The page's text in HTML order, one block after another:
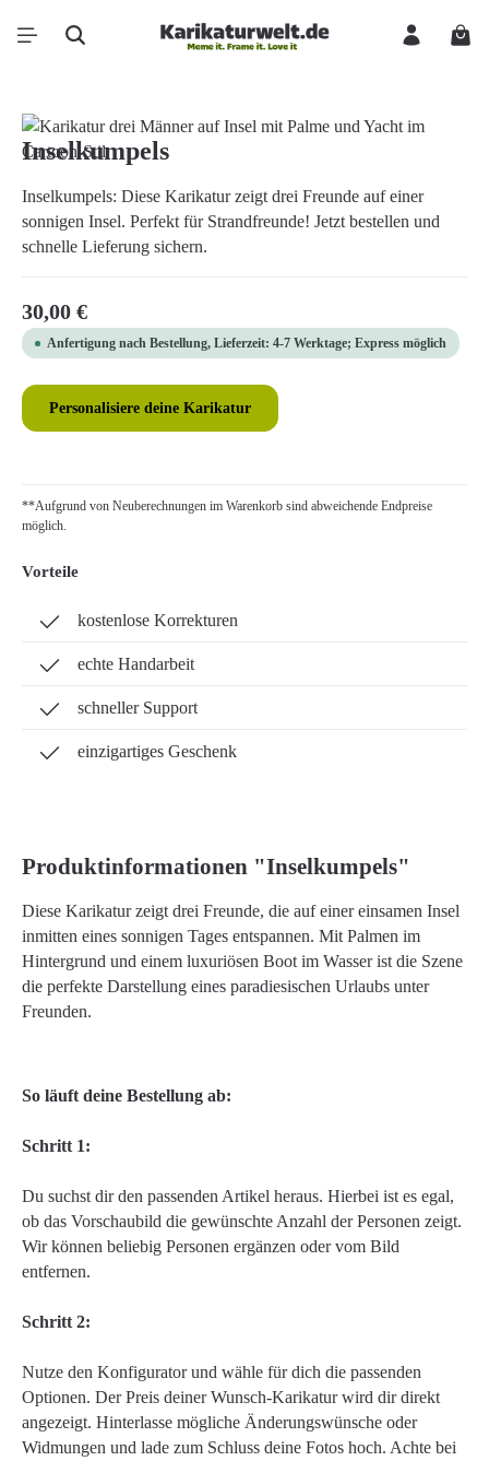
Zum Hauptinhalt springen
Bildergalerie überspringen
Inselkumpels
Inselkumpels: Diese Karikatur zeigt drei Freunde auf einer
sonnigen Insel. Perfekt für Strandfreunde! Jetzt bestellen und
schnelle Lieferung sichern.
Regulärer Preis:
30,00 €
Anfertigung nach Bestellung, Lieferzeit: 4-7 Werktage; Express möglich
Personalisiere deine Karikatur
**Aufgrund von Neuberechnungen im Warenkorb sind abweichende Endpreise
möglich.
Vorteile
kostenlose Korrekturen
echte Handarbeit
schneller Support
einzigartiges Geschenk
Produktinformationen "Inselkumpels"
Diese Karikatur zeigt drei Freunde, die auf einer einsamen Insel
inmitten eines sonnigen Tages entspannen. Mit Palmen im
Hintergrund und einem luxuriösen Boot im Wasser ist die Szene
die perfekte Darstellung eines paradiesischen Urlaubs unter
Freunden.
So läuft deine Bestellung ab:
Schritt 1:
Du suchst dir den passenden Artikel heraus. Hierbei ist es egal,
ob das Vorschaubild die gewünschte Anzahl der Personen zeigt.
Wir können beliebig Personen ergänzen oder vom Bild
entfernen.
Schritt 2:
Nutze den Konfigurator und wähle für dich die passenden
Optionen. Der Preis deiner Wunsch-Karikatur wird dir direkt
angezeigt. Hinterlasse mögliche Änderungswünsche oder
Widmungen und lade zum Schluss deine Fotos hoch. Achte bei